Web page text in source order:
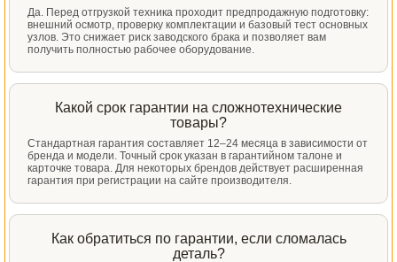
Да. Перед отгрузкой техника проходит предпродажную подготовку:
внешний осмотр, проверку комплектации и базовый тест основных
узлов. Это снижает риск заводского брака и позволяет вам
получить полностью рабочее оборудование.
Какой срок гарантии на сложнотехнические
товары?
Стандартная гарантия составляет 12–24 месяца в зависимости от
бренда и модели. Точный срок указан в гарантийном талоне и
карточке товара. Для некоторых брендов действует расширенная
гарантия при регистрации на сайте производителя.
Как обратиться по гарантии, если сломалась
деталь?